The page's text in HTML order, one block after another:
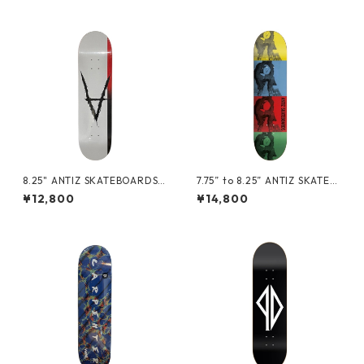
8.25" ANTIZ SKATEBOARDS -
"TEAM" DESCRIPTION WHIT
E & RED -
¥12,800
7.75” to 8.25” ANTIZ SKATEB
OARDS - MUSIC-Series-MIN
OR THREAT -
¥14,800